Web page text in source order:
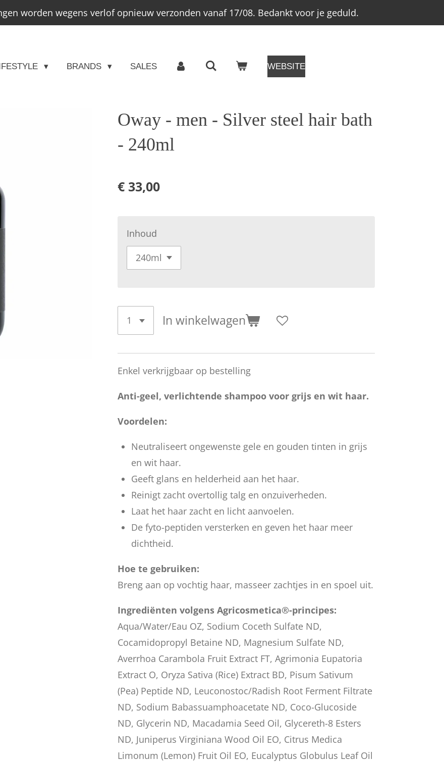
worden wegens verlof opnieuw verzonden vanaf 17/08. Bedankt voor je geduld.
BRANDS SALES WEBSITE
Oway - men - Silver steel hair bath
- 240ml
€ 33,00
Inhoud
In winkelwagen
Enkel verkrijgbaar op bestelling
Anti-geel, verlichtende shampoo voor grijs en wit haar.
Voordelen:
Neutraliseert ongewenste gele en gouden tinten in grijs
en wit haar.
Geeft glans en helderheid aan het haar.
Reinigt zacht overtollig talg en onzuiverheden.
Laat het haar zacht en licht aanvoelen.
De fyto-peptiden versterken en geven het haar meer
dichtheid.
Hoe te gebruiken:
Breng aan op vochtig haar, masseer zachtjes in en spoel uit.
Ingrediënten volgens Agricosmetica®-principes:
Aqua/Water/Eau OZ, Sodium Coceth Sulfate ND,
Cocamidopropyl Betaine ND, Magnesium Sulfate ND,
Averrhoa Carambola Fruit Extract FT, Agrimonia Eupatoria
Extract O, Oryza Sativa (Rice) Extract BD, Pisum Sativum
(Pea) Peptide ND, Leuconostoc/Radish Root Ferment Filtrate
ND, Sodium Babassuamphoacetate ND, Coco-Glucoside
ND, Glycerin ND, Macadamia Seed Oil, Glycereth-8 Esters
ND, Juniperus Virginiana Wood Oil EO, Citrus Medica
Limonum (Lemon) Fruit Oil EO, Eucalyptus Globulus Leaf Oil